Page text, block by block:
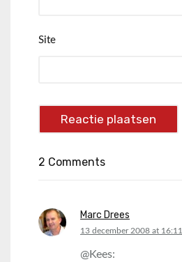
Site
2 Comments
Marc Drees
says:
13 december 2008 at 16:11
@Kees: